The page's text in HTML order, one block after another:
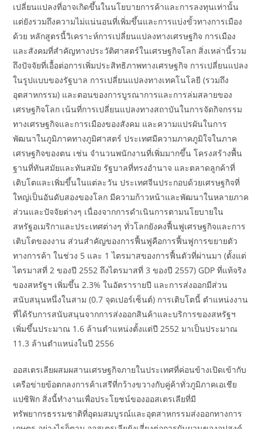
เปลี่ยนแปลงที่อาจเกิดขึ้นในนโยบายการค้าและการลงทุนเท่านั้น
แต่ยังรวมถึงความไม่แน่นอนที่เพิ่มขึ้นและการแบ่งขั้วทางการเมือง
ด้วย หลักสูตรนี้วิเคราะห์การเปลี่ยนแปลงทางเศรษฐกิจ การเมือง
และสังคมที่สำคัญทางประวัติศาสตร์ในเศรษฐกิจโลก สิ่งเหล่านี้รวม
ถึงปัจจัยที่เอื้อต่อการเพิ่มประสิทธิภาพทางเศรษฐกิจ การเปลี่ยนแปลง
ในรูปแบบของรัฐบาล การเปลี่ยนแปลงทางเทคโนโลยี (รวมถึง
อุตสาหกรรม) และตอนของการบูรณาการและการล่มสลายของ
เศรษฐกิจโลก เน้นที่การเปลี่ยนแปลงทางสถาบันในการจัดกิจกรรม
ทางเศรษฐกิจและการเมืองของสังคม และความแปรผันในการ
พัฒนาในภูมิภาคทางภูมิศาสตร์ ประเทศมีความภาคภูมิใจในภาค
เศรษฐกิจของตน เช่น จำนวนพนักงานที่เพิ่มมากขึ้น โครงสร้างพื้น
ฐานที่ทันสมัยและทันสมัย ​​รัฐบาลที่ทรงอำนาจ และตลาดลูกค้าที่
เติบโตและเพิ่มขึ้นในแต่ละวัน ประเทศจีนประกอบด้วยเศรษฐกิจที่
ใหญ่เป็นอันดับสองของโลก มีความก้าวหน้าและพัฒนาในหลายภาค
ส่วนและปัจจัยต่างๆ เนื่องจากการดำเนินการตามนโยบายใน
สหรัฐอเมริกาและประเทศต่างๆ ทั่วโลกยังคงฟื้นฟูเศรษฐกิจและการ
เติบโตของงาน ส่วนสำคัญของการฟื้นฟูคือการฟื้นฟูการขยายตัว
ทางการค้า ในช่วง 5 และ 1 ไตรมาสของการฟื้นตัวที่ผ่านมา (ตั้งแต่
ไตรมาสที่ 2 ของปี 2552 ถึงไตรมาสที่ 3 ของปี 2557) GDP ที่แท้จริง
ของสหรัฐฯ เพิ่มขึ้น 2.3% ในอัตรารายปี และการส่งออกมีส่วน
สนับสนุนหนึ่งในสาม (0.7 จุดเปอร์เซ็นต์) การเติบโตนี้ ตำแหน่งงาน
ที่ได้รับการสนับสนุนจากการส่งออกสินค้าและบริการของสหรัฐฯ
เพิ่มขึ้นประมาณ 1.6 ล้านตำแหน่งตั้งแต่ปี 2552 มาเป็นประมาณ
11.3 ล้านตำแหน่งในปี 2556
ออสเตรเลียผสมผสานเศรษฐกิจภายในประเทศที่ค่อนข้างเปิดเข้ากับ
เครือข่ายข้อตกลงการค้าเสรีที่กว้างขวางกับคู่ค้าทั่วภูมิภาคเอเชีย
แปซิฟิก สิ่งนี้ทำงานเพื่อประโยชน์ของออสเตรเลียที่มี
ทรัพยากรธรรมชาติที่อุดมสมบูรณ์และอุตสาหกรรมส่งออกทางการ